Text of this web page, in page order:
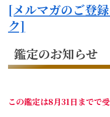
[メルマガのご登
ク]
鑑定のお知らせ
この鑑定は8月31日までで